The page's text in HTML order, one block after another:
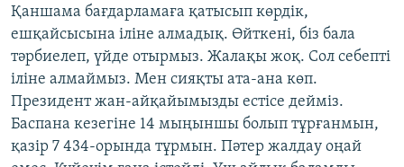
Қаншама бағдарламаға қатысып көрдік,
ешқайсысына іліне алмадық. Өйткені, біз бала
тәрбиелеп, үйде отырмыз. Жалақы жоқ. Сол себепті
іліне алмаймыз. Мен сияқты ата-ана көп.
Президент жан-айқайымызды естісе дейміз.
Баспана кезегіне 14 мыңыншы болып тұрғанмын,
қазір 7 434-орында тұрмын. Пәтер жалдау оңай